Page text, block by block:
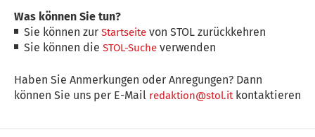
Was können Sie tun?
Sie können zurStartseite von STOL zurückkehren
Sie können dieSTOL-Suche verwenden
Haben Sie Anmerkungen oder Anregungen? Dann
können Sie uns per E-Mail redaktion@stol.itkontaktieren